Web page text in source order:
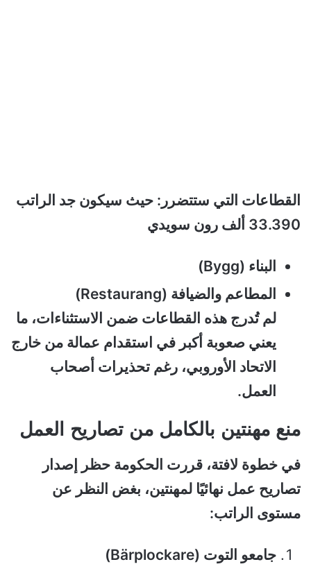
القطاعات التي ستتضرر: حيث سيكون جد الراتب
33.390 ألف رون سويدي
البناء (Bygg)
المطاعم والضيافة (Restaurang)
لم تُدرج هذه القطاعات ضمن الاستثناءات، ما
يعني صعوبة أكبر في استقدام عمالة من خارج
الاتحاد الأوروبي، رغم تحذيرات أصحاب
العمل.
منع مهنتين بالكامل من تصاريح العمل
في خطوة لافتة، قررت الحكومة حظر إصدار
تصاريح عمل نهائيًا لمهنتين، بغض النظر عن
مستوى الراتب:
جامعو التوت (Bärplockare)